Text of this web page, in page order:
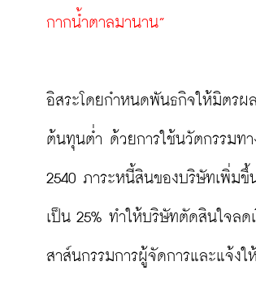
กากน้ำตาลมานาน”
อิสระโดยกำหนดพันธกิจให้มิตร
ต้นทุนต่ำ ด้วยการใช้นวัตกรรมทา
2540 ภาระหนี้สินของบริษัทเพิ่ม
เป็น 25% ทำให้บริษัทตัดสินใจล
สาส์นกรรมการผู้จัดการและแจ้ง